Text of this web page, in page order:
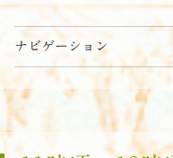
ナビゲーション
コンテンツへスキップ